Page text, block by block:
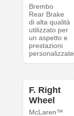
Brembo
Rear Brake
di alta qualità
utilizzato per
un aspetto e
prestazioni
personalizzate.
F. Right
Wheel
McLaren™